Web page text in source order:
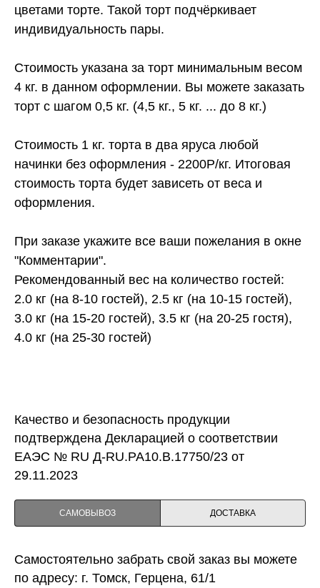
цветами торте. Такой торт подчёркивает
индивидуальность пары.
Стоимость указана за торт минимальным весом
4 кг. в данном оформлении. Вы можете заказать
торт с шагом 0,5 кг. (4,5 кг., 5 кг. ... до 8 кг.)
Стоимость 1 кг. торта в два яруса любой
начинки без оформления - 2200Р/кг. Итоговая
стоимость торта будет зависеть от веса и
оформления.
При заказе укажите все ваши пожелания в окне
"Комментарии".
Рекомендованный вес на количество гостей:
2.0 кг (на 8-10 гостей), 2.5 кг (на 10-15 гостей),
3.0 кг (на 15-20 гостей), 3.5 кг (на 20-25 гостя),
4.0 кг (на 25-30 гостей)
Качество и безопасность продукции
подтверждена Декларацией о соответствии
ЕАЭС № RU Д-RU.PA10.B.17750/23 от
29.11.2023
САМОВЫВОЗ ДОСТАВКА
Самостоятельно забрать свой заказ вы можете
по адресу: г. Томск, Герцена, 61/1